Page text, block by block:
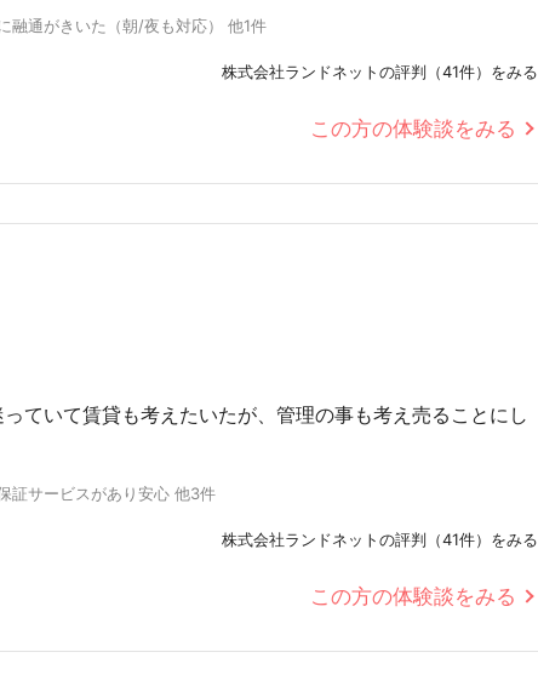
融通がきいた（朝/夜も対応） 他1件
株式会社ランドネットの評判（41件）をみる
この方の体験談をみる
ていて賃貸も考えたいたが、管理の事も考え売ることにし
証サービスがあり安心 他3件
株式会社ランドネットの評判（41件）をみる
この方の体験談をみる